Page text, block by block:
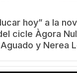
hoy” a la
cicle Àgora
y Nerea